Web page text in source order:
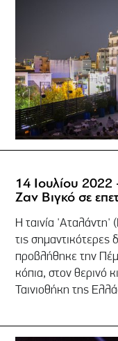
14 Ιουλίου 2022
Ζαν Βιγκό σε
Η ταινία 'Αταλάντη'
τις σημαντικότερες
προβλήθηκε την
κόπια, στον θερινό
Ταινιοθήκη της